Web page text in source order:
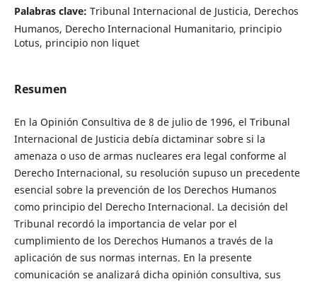
Palabras clave: Tribunal Internacional de Justicia, Derechos
Humanos, Derecho Internacional Humanitario, principio
Lotus, principio non liquet
Resumen
En la Opinión Consultiva de 8 de julio de 1996, el Tribunal
Internacional de Justicia debía dictaminar sobre si la
amenaza o uso de armas nucleares era legal conforme al
Derecho Internacional, su resolución supuso un precedente
esencial sobre la prevención de los Derechos Humanos
como principio del Derecho Internacional. La decisión del
Tribunal recordó la importancia de velar por el
cumplimiento de los Derechos Humanos a través de la
aplicación de sus normas internas. En la presente
comunicación se analizará dicha opinión consultiva, sus